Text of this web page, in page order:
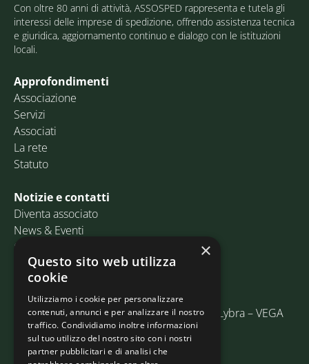
Con oltre 80 anni di attività, ASSOSPED rappresenta e tutela gli
interessi delle imprese di spedizione, offrendo assistenza tecnica
e giuridica, aggiornamento continuo e dialogo con le istituzioni
locali.
Approfondimenti
Associazione
Servizi
Associati
La rete
Statuto
Notizie e contatti
Diventa associato
News & Eventi
Contatti
Email:info@assosped.it
PEC: assospedvenezia@pec.fedespedi.it
Indirizzo: Via delle Industrie, 19/C Edificio Lybra – VEGA
30175 Marghera (VE)
×
Questo sito web utilizza
cookie
Utilizziamo i cookie per personalizzare
contenuti, annunci e per analizzare il nostro
traffico. Condividiamo inoltre informazioni
sul tuo utilizzo del nostro sito con i nostri
partner pubblicitari e di analisi che